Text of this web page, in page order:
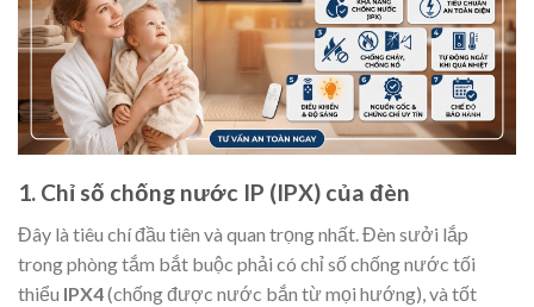
1. Chỉ số chống nước IP (IPX) của đèn
Đây là tiêu chí đầu tiên và quan trọng nhất. Đèn sưởi lắp
trong phòng tắm bắt buộc phải có chỉ số chống nước tối
thiểu IPX4(chống được nước bắn từ mọi hướng), và tốt